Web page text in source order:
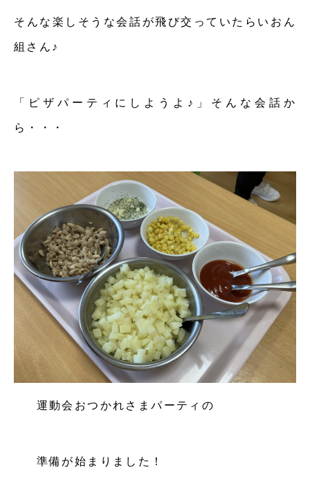
そんな楽しそうな会話が飛び交っていたらいおん
組さん♪
「ピザパーティにしようよ♪」そんな会話か
ら・・・
運動会おつかれさまパーティの
準備が始まりました！